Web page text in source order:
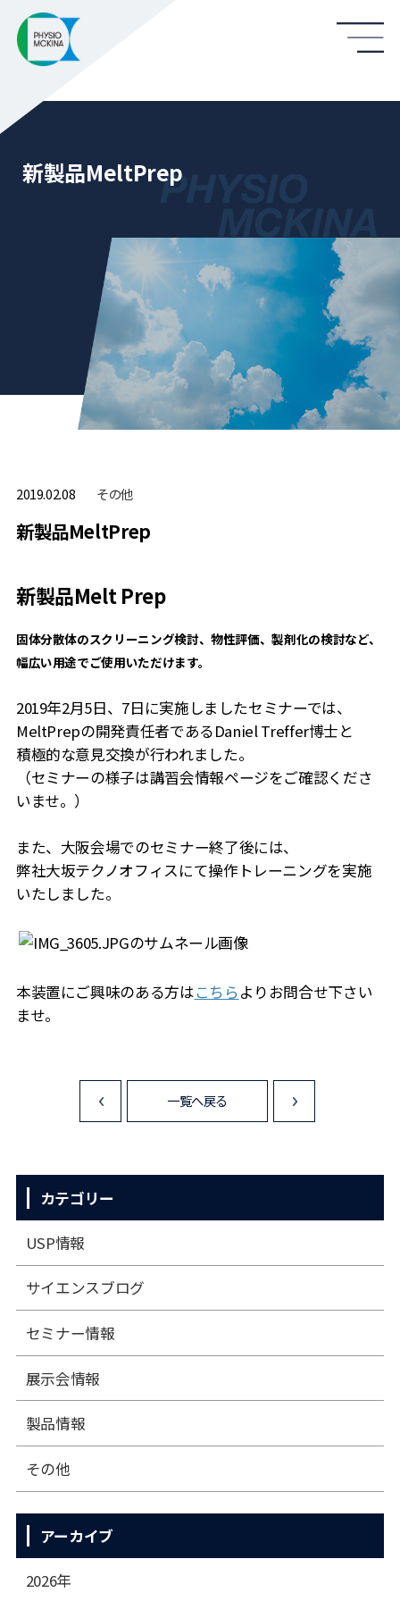
新製品MeltPrep
2019.02.08 その他
新製品MeltPrep
新製品Melt Prep
固体分散体のスクリーニング検討、物性評価、製剤化の検討など、
幅広い用途でご使用いただけます。
2019年2月5日、7日に実施しましたセミナーでは、
MeltPrepの開発責任者であるDaniel Treffer博士と
積極的な意見交換が行われました。
（セミナーの様子は講習会情報ページをご確認くださ
いませ。）
また、大阪会場でのセミナー終了後には、
弊社大坂テクノオフィスにて操作トレーニングを実施
いたしました。
本装置にご興味のある方はこちらよりお問合せ下さい
ませ。
<
一覧へ戻る
カテゴリー
USP情報
サイエンスブログ
セミナー情報
展⽰会情報
製品情報
その他
アーカイブ
2026年